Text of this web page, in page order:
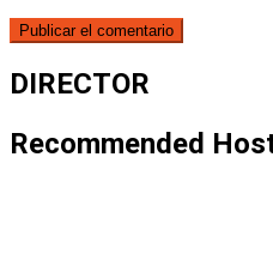
DIRECTOR
Recommended